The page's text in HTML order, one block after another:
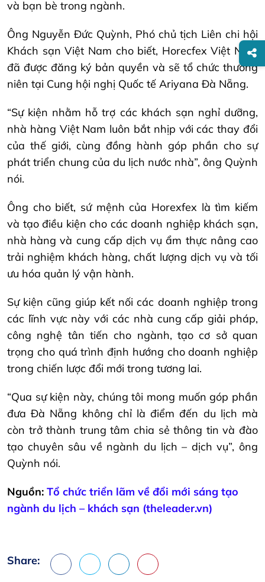
và bạn bè trong ngành.
Ông Nguyễn Đức Quỳnh, Phó chủ tịch Liên chi hội
Khách sạn Việt Nam cho biết, Horecfex Việt Nam
đã được đăng ký bản quyền và sẽ tổ chức thường
niên tại Cung hội nghị Quốc tế Ariyana Đà Nẵng.
“Sự kiện nhằm hỗ trợ các khách sạn nghỉ dưỡng,
nhà hàng Việt Nam luôn bắt nhịp với các thay đổi
của thế giới, cùng đồng hành góp phần cho sự
phát triển chung của du lịch nước nhà”, ông Quỳnh
nói.
Ông cho biết, sứ mệnh của Horexfex là tìm kiếm
và tạo điều kiện cho các doanh nghiệp khách sạn,
nhà hàng và cung cấp dịch vụ ẩm thực nâng cao
trải nghiệm khách hàng, chất lượng dịch vụ và tối
ưu hóa quản lý vận hành.
Sự kiện cũng giúp kết nối các doanh nghiệp trong
các lĩnh vực này với các nhà cung cấp giải pháp,
công nghệ tân tiến cho ngành, tạo cơ sở quan
trọng cho quá trình định hướng cho doanh nghiệp
trong chiến lược đổi mới trong tương lai.
“Qua sự kiện này, chúng tôi mong muốn góp phần
đưa Đà Nẵng không chỉ là điểm đến du lịch mà
còn trở thành trung tâm chia sẻ thông tin và đào
tạo chuyên sâu về ngành du lịch – dịch vụ”, ông
Quỳnh nói.
Nguồn: Tổ chức triển lãm về đổi mới sáng tạo
ngành du lịch – khách sạn (theleader.vn)
Share:
Facebook
X LinkedInPinterest